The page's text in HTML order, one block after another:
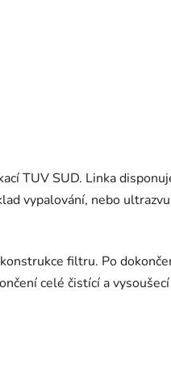
TUV SUD. Linka
vypalování, nebo
filtru. Po
celé čistící a